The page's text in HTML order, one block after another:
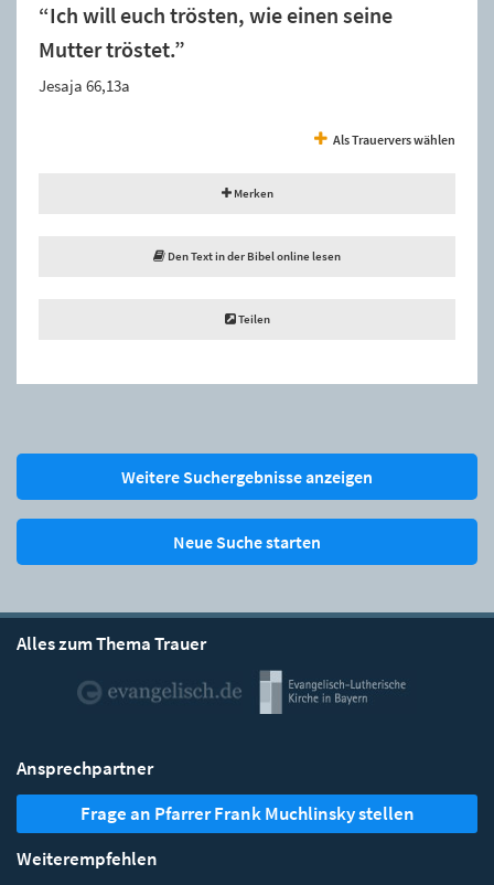
“Ich will euch trösten, wie einen seine
Mutter tröstet.”
Jesaja 66,13a
Als Trauervers wählen
Merken
Den Text in der Bibel online lesen
Teilen
Weitere Suchergebnisse anzeigen
Neue Suche starten
Alles zum Thema Trauer
Ansprechpartner
Frage an Pfarrer Frank Muchlinsky stellen
Weiterempfehlen